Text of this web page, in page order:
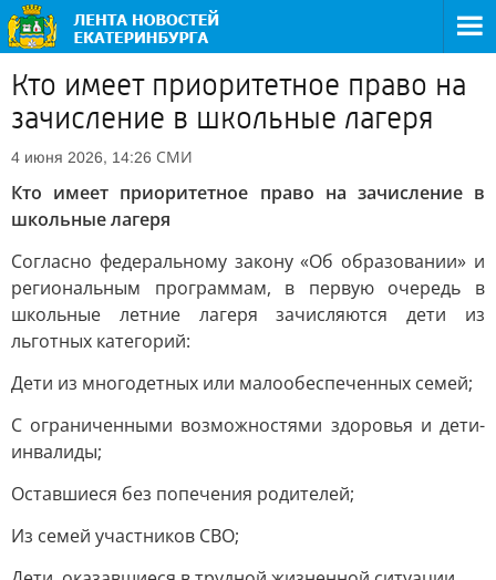
Кто имеет приоритетное право на
зачисление в школьные лагеря
4 июня 2026, 14:26 СМИ
Кто имеет приоритетное право на зачисление в
школьные лагеря
Согласно федеральному закону «Об образовании» и
региональным программам, в первую очередь в
школьные летние лагеря зачисляются дети из
льготных категорий:
Дети из многодетных или малообеспеченных семей;
С ограниченными возможностями здоровья и дети-
инвалиды;
Оставшиеся без попечения родителей;
Из семей участников СВО;